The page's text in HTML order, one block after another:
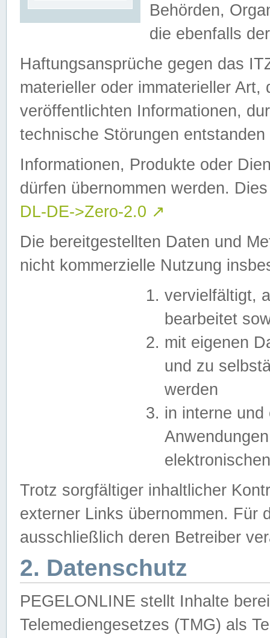
Behörden,
die ebenfalls
Haftungsansprüche gegen das
materieller oder immaterieller
veröffentlichten Informationen,
technische Störungen
Informationen, Produkte oder
dürfen übernommen werden.
DL-DE->Zero-2.0 ↗
Die bereitgestellten Daten und
nicht kommerzielle Nutzung
vervielfältigt,
bearbeitet
mit eigenen
und zu
werden
in interne
Trotz sorgfältiger inhaltlicher
externer Links übernommen. Für
ausschließlich deren Betreiber
2. Datenschutz
PEGELONLINE stellt Inhalte
Telemediengesetzes (TMG) als